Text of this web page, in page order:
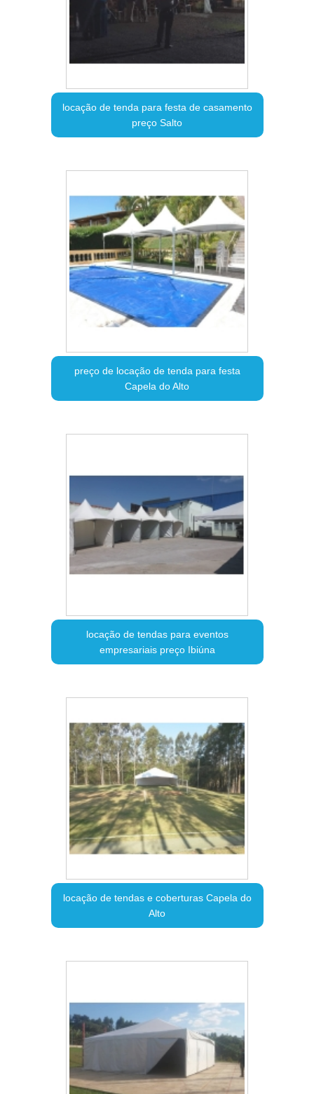
locação de tenda para festa de casamento
preço Salto
preço de locação de tenda para festa
Capela do Alto
locação de tendas para eventos
empresariais preço Ibiúna
locação de tendas e coberturas Capela do
Alto